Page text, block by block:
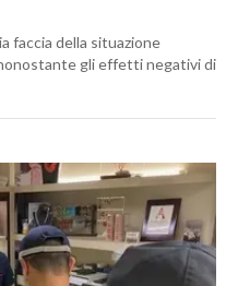
faccia della situazione
gli effetti negativi di